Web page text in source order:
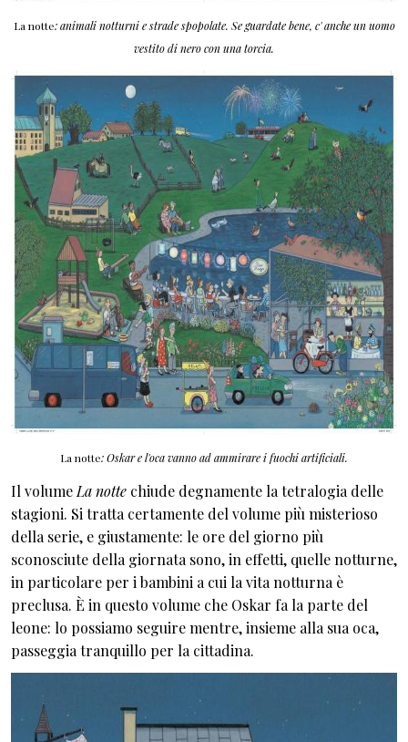
La notte: animali notturni e strade spopolate. Se guardate bene, c' anche un uomo
vestito di nero con una torcia.
La notte: Oskar e l'oca vanno ad ammirare i fuochi artificiali.
Il volume La notte chiude degnamente la tetralogia delle
stagioni. Si tratta certamente del volume più misterioso
della serie, e giustamente: le ore del giorno più
sconosciute della giornata sono, in effetti, quelle notturne,
in particolare per i bambini a cui la vita notturna è
preclusa. È in questo volume che Oskar fa la parte del
leone: lo possiamo seguire mentre, insieme alla sua oca,
passeggia tranquillo per la cittadina.